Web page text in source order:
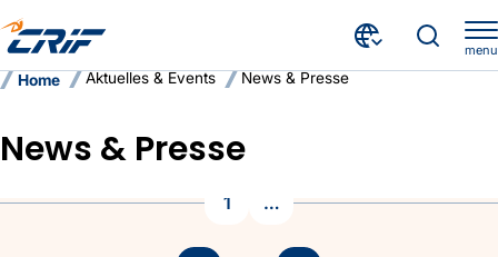
menu
Home Aktuelles & Events News & Presse
News & Presse
News und Presse
1 …